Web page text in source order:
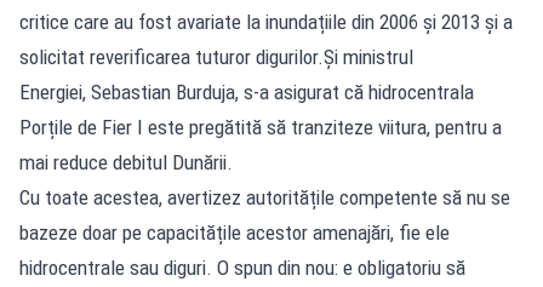
critice care au fost avariate la inundațiile din 2006 și 2013 și a
solicitat reverificarea tuturor digurilor.Și ministrul
Energiei, Sebastian Burduja, s-a asigurat că hidrocentrala
Porțile de Fier I este pregătită să tranziteze viitura, pentru a
mai reduce debitul Dunării.
Cu toate acestea, avertizez autoritățile competente să nu se
bazeze doar pe capacitățile acestor amenajări, fie ele
hidrocentrale sau diguri. O spun din nou: e obligatoriu să